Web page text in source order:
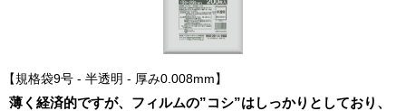
規格袋9号 - 半透明 - 厚み0.008mm
薄く経済的ですが、フィルムの”コシ”はしっかりとしており、